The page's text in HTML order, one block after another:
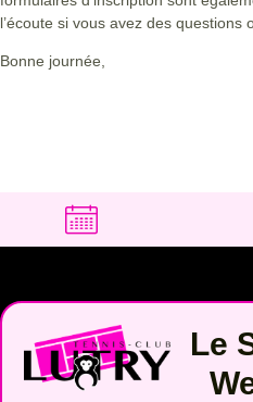
l’écoute si vous avez des questions
Bonne journée,
Le